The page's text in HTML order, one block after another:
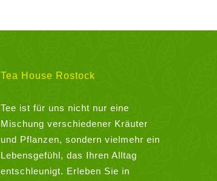
Tea House Rostock
Tee ist für uns nicht nur eine
Mischung verschiedener Kräuter
und Pflanzen, sondern vielmehr ein
Lebensgefühl, das Ihren Alltag
entschleunigt. Erleben Sie in